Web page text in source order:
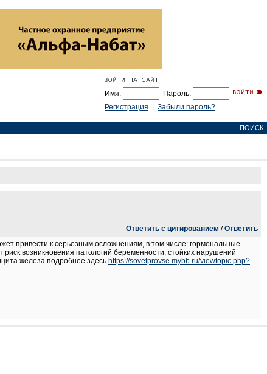
Имя:
Пароль:
Регистрация
Забыли пароль?
ПОИСК
Ответить с цитированием /Ответить
привести к серьезным осложнениям, в том числе: гормональные
возникновения патологий беременности, стойких нарушений
железа подробнее здесь https://sovetprovse.mybb.ru/viewtopic.php?